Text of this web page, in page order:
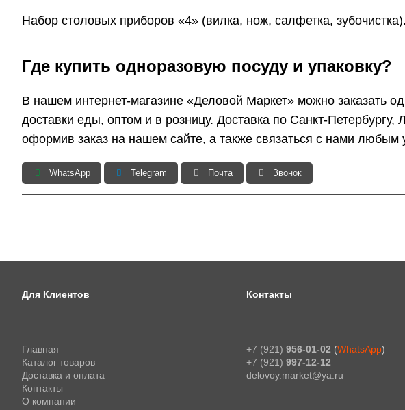
Набор столовых приборов «4» (вилка, нож, салфетка, зубочистка).
Где купить одноразовую посуду и упаковку?
В нашем интернет-магазине «Деловой Маркет» можно заказать
доставки еды, оптом и в розницу. Доставка по Санкт-
оформив заказ на нашем сайте, а также связаться с нами
WhatsApp Telegram Почта Звонок
Для Клиентов
Главная
Каталог товаров
Доставка и оплата
Контакты
О компании
Контакты
+7 (921) 956-01-02 (WhatsApp)
+7 (921) 997-12-12
delovoy.market@ya.ru